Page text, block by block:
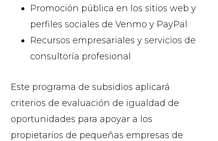
Promoción pública en los sitios web y
perfiles sociales de Venmo y PayPal
Recursos empresariales y servicios de
consultoría profesional
Este programa de subsidios aplicará
criterios de evaluación de igualdad de
oportunidades para apoyar a los
propietarios de pequeñas empresas de